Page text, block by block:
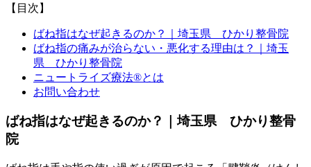
【目次】
ばね指はなぜ起きるのか？｜埼玉県 ひかり整骨院
ばね指の痛みが治らない・悪化する理由は？｜埼玉
県 ひかり整骨院
ニュートライズ療法®とは
お問い合わせ
ばね指はなぜ起きるのか？｜埼玉県 ひかり整骨
院